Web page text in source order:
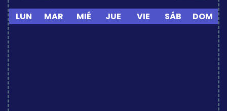
LUN MAR MIÉ JUE VIE SÁB DOM